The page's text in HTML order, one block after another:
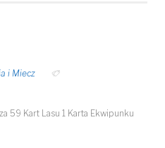
i Miecz
59 Kart Lasu 1 Karta Ekwipunku